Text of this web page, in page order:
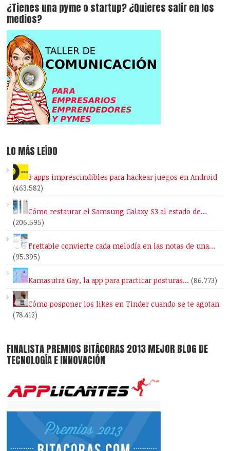
¿Tienes una pyme o startup? ¿Quieres salir en los
medios?
LO MÁS LEÍDO
3 apps imprescindibles para hackear juegos en Android
(463.582)
Cómo restaurar el Samsung Galaxy S3 al estado de…
(206.595)
Frettable convierte cada melodía en las notas de una…
(95.395)
Kamasutra Gay, la app para practicar posturas… (86.773)
Cómo posponer los likes en Tinder cuando se te agotan
(78.412)
FINALISTA PREMIOS BITÁCORAS 2013 MEJOR BLOG DE
TECNOLOGÍA E INNOVACIÓN